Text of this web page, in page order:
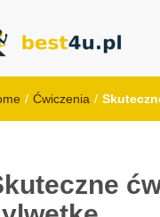
/ Ćwiczenia /